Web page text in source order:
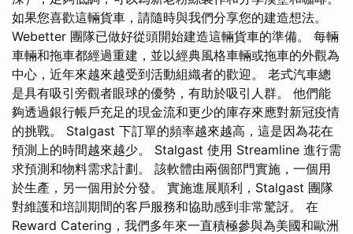
如果您喜歡這輛貨車，請隨時與我們分享您的建造想法。
Webetter 團隊已做好從頭開始建造這輛貨車的準備。 每輛
車輛和拖車都經過重建，並以經典風格車輛或拖車的外觀為
中心，近年來越來越受到活動組織者的歡迎。 老式汽車總
是具有吸引旁觀者眼球的優勢，有助於吸引人群。 他們能
夠透過銀行帳戶充足的現金流和更少的庫存來應對新冠疫情
的挑戰。 Stalgast 下訂單的頻率越來越高，這是因為花在
預測上的時間越來越少。 Stalgast 使用 Streamline 進行需
求預測和物料需求計劃。 該軟體由兩個部門實施，一個用
於生產，另一個用於分發。 實施進展順利，Stalgast 團隊
對維護和培訓期間的客戶服務和協助感到非常驚訝。 在
Reward Catering，我們多年來一直積極參與為美國和歐洲